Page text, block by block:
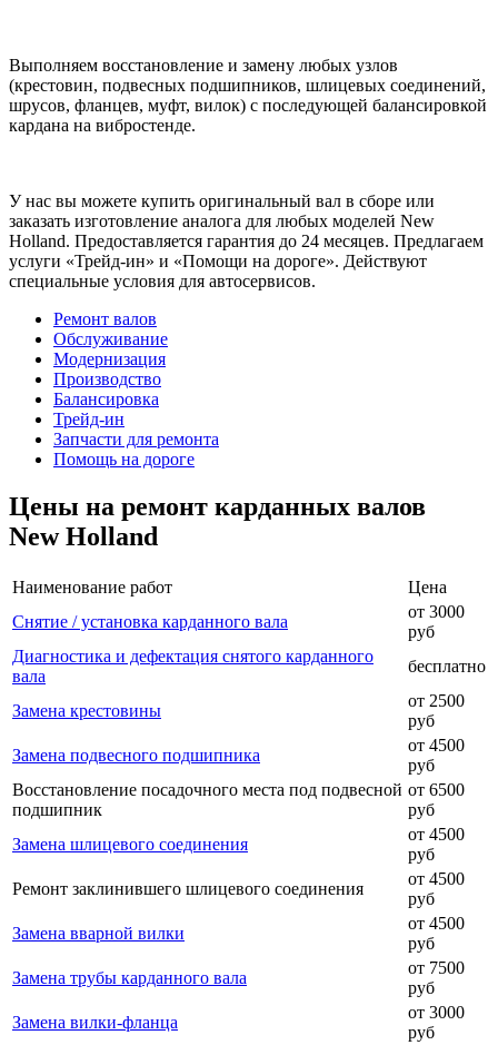
Выполняем восстановление и замену любых узлов
(крестовин, подвесных подшипников, шлицевых соединений,
шрусов, фланцев, муфт, вилок) с последующей балансировкой
кардана на вибростенде.
У нас вы можете купить оригинальный вал в сборе или
заказать изготовление аналога для любых моделей New
Holland. Предоставляется гарантия до 24 месяцев. Предлагаем
услуги «Трейд-ин» и «Помощи на дороге». Действуют
специальные условия для автосервисов.
Ремонт валов
Обслуживание
Модернизация
Производство
Балансировка
Трейд-ин
Запчасти для ремонта
Помощь на дороге
Цены на ремонт карданных валов
New Holland
Наименование работ
Цена
Снятие / установка карданного вала
от 3000
руб
Диагностика и дефектация снятого карданного
вала
бесплатно
Замена крестовины
от 2500
руб
Замена подвесного подшипника
от 4500
руб
Восстановление посадочного места под подвесной
подшипник
от 6500
руб
Замена шлицевого соединения
от 4500
руб
Ремонт заклинившего шлицевого соединения
от 4500
руб
Замена вварной вилки
от 4500
руб
Замена трубы карданного вала
от 7500
руб
Замена вилки-фланца
от 3000
руб